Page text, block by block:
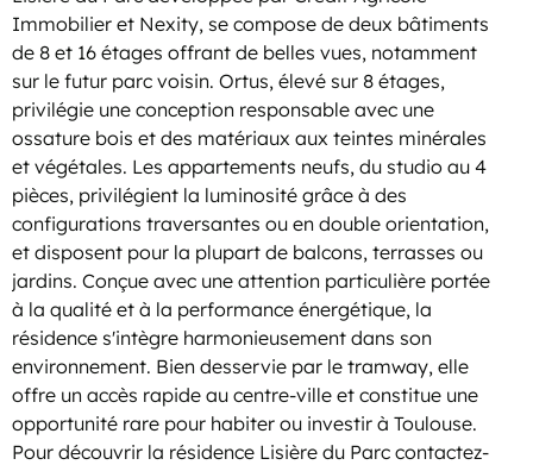
Immobilier et Nexity, se compose de deux bâtiments
de 8 et 16 étages offrant de belles vues, notamment
sur le futur parc voisin. Ortus, élevé sur 8 étages,
privilégie une conception responsable avec une
ossature bois et des matériaux aux teintes minérales
et végétales. Les appartements neufs, du studio au 4
pièces, privilégient la luminosité grâce à des
configurations traversantes ou en double orientation,
et disposent pour la plupart de balcons, terrasses ou
jardins. Conçue avec une attention particulière portée
à la qualité et à la performance énergétique, la
résidence s'intègre harmonieusement dans son
environnement. Bien desservie par le tramway, elle
offre un accès rapide au centre-ville et constitue une
opportunité rare pour habiter ou investir à Toulouse.
Pour découvrir la résidence Lisière du Parc contactez-